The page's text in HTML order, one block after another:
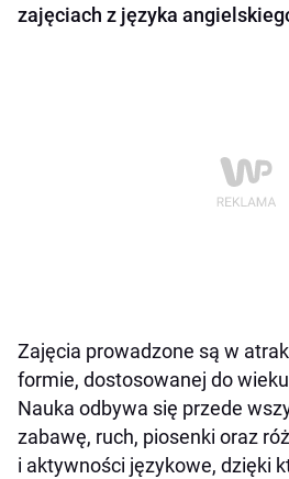
zajęciach z języka
Zajęcia prowadzone są w
formie, dostosowanej do
Nauka odbywa się przede
zabawę, ruch, piosenki oraz
i aktywności językowe, dzięki